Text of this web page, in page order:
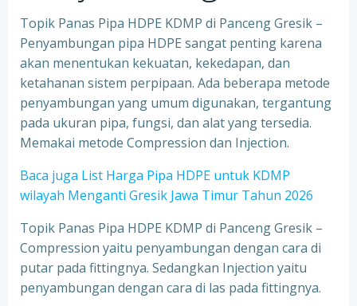
Topik Panas Pipa HDPE KDMP di Panceng Gresik –
Penyambungan pipa HDPE sangat penting karena
akan menentukan kekuatan, kekedapan, dan
ketahanan sistem perpipaan. Ada beberapa metode
penyambungan yang umum digunakan, tergantung
pada ukuran pipa, fungsi, dan alat yang tersedia.
Memakai metode Compression dan Injection.
Baca juga List Harga Pipa HDPE untuk KDMP
wilayah Menganti Gresik Jawa Timur Tahun 2026
Topik Panas Pipa HDPE KDMP di Panceng Gresik –
Compression yaitu penyambungan dengan cara di
putar pada fittingnya. Sedangkan Injection yaitu
penyambungan dengan cara di las pada fittingnya.